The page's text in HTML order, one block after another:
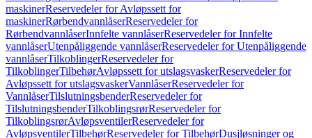
maskinerReservedeler for Avløpssett for
maskinerRørbendvannlåserReservedeler for
RørbendvannlåserInnfelte vannlåserReservedeler for Innfelte
vannlåserUtenpåliggende vannlåserReservedeler for Utenpåliggende
vannlåserTilkoblingerReservedeler for
TilkoblingerTilbehørAvløpssett for utslagsvaskerReservedeler for
Avløpssett for utslagsvaskerVannlåserReservedeler for
VannlåserTilslutningsbenderReservedeler for
TilslutningsbenderTilkoblingsrørReservedeler for
TilkoblingsrørAvløpsventilerReservedeler for
AvløpsventilerTilbehørReservedeler for TilbehørDusjløsninger og